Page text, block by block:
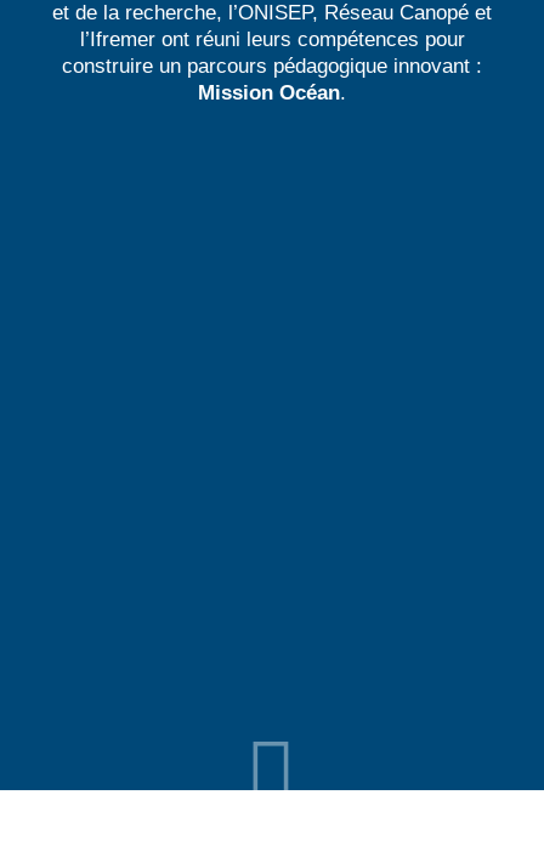
et de la recherche, l’ONISEP, Réseau Canopé et
l’Ifremer ont réuni leurs compétences pour
construire un parcours pédagogique innovant :
Mission Océan.